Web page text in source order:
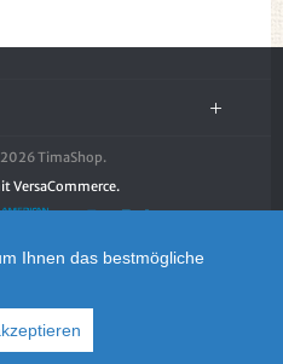
TimaShop.
VersaCommerce.
Ihnen das bestmögliche